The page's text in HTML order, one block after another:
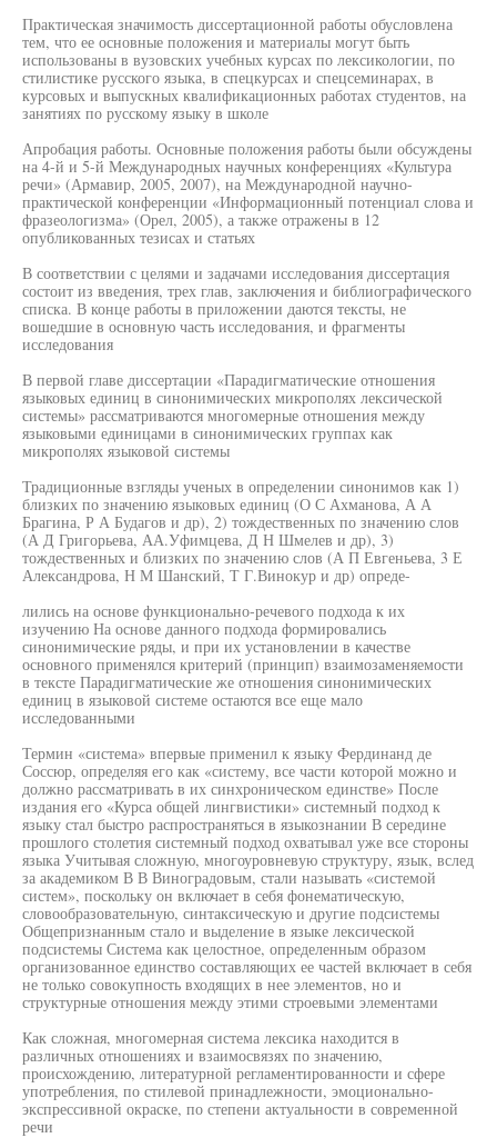
Практическая значимость диссертационной работы обусловлена
тем, что ее основные положения и материалы могут быть
использованы в вузовских учебных курсах по лексикологии, по
стилистике русского языка, в спецкурсах и спецсеминарах, в
курсовых и выпускных квалификационных работах студентов, на
занятиях по русскому языку в школе
Апробация работы. Основные положения работы были обсуждены
на 4-й и 5-й Международных научных конференциях «Культура
речи» (Армавир, 2005, 2007), на Международной научно-
практической конференции «Информационный потенциал слова и
фразеологизма» (Орел, 2005), а также отражены в 12
опубликованных тезисах и статьях
В соответствии с целями и задачами исследования диссертация
состоит из введения, трех глав, заключения и библиографического
списка. В конце работы в приложении даются тексты, не
вошедшие в основную часть исследования, и фрагменты
исследования
В первой главе диссертации «Парадигматические отношения
языковых единиц в синонимических микрополях лексической
системы» рассматриваются многомерные отношения между
языковыми единицами в синонимических группах как
микрополях языковой системы
Традиционные взгляды ученых в определении синонимов как 1)
близких по значению языковых единиц (О С Ахманова, А А
Брагина, Р А Будагов и др), 2) тождественных по значению слов
(А Д Григорьева, АА.Уфимцева, Д Н Шмелев и др), 3)
тождественных и близких по значению слов (А П Евгеньева, 3 Е
Александрова, Н М Шанский, Т Г.Винокур и др) опреде-
лились на основе функционально-речевого подхода к их
изучению На основе данного подхода формировались
синонимические ряды, и при их установлении в качестве
основного применялся критерий (принцип) взаимозаменяемости
в тексте Парадигматические же отношения синонимических
единиц в языковой системе остаются все еще мало
исследованными
Термин «система» впервые применил к языку Фердинанд де
Соссюр, определяя его как «систему, все части которой можно и
должно рассматривать в их синхроническом единстве» После
издания его «Курса общей лингвистики» системный подход к
языку стал быстро распространяться в языкознании В середине
прошлого столетия системный подход охватывал уже все стороны
языка Учитывая сложную, многоуровневую структуру, язык, вслед
за академиком В В Виноградовым, стали называть «системой
систем», поскольку он включает в себя фонематическую,
словообразовательную, синтаксическую и другие подсистемы
Общепризнанным стало и выделение в языке лексической
подсистемы Система как целостное, определенным образом
организованное единство составляющих ее частей включает в себя
не только совокупность входящих в нее элементов, но и
структурные отношения между этими строевыми элементами
Как сложная, многомерная система лексика находится в
различных отношениях и взаимосвязях по значению,
происхождению, литературной регламентированности и сфере
употребления, по стилевой принадлежности, эмоционально-
экспрессивной окраске, по степени актуальности в современной
речи